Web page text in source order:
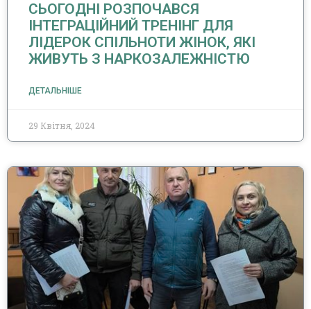
СЬОГОДНІ РОЗПОЧАВСЯ
ІНТЕГРАЦІЙНИЙ ТРЕНІНГ ДЛЯ
ЛІДЕРОК СПІЛЬНОТИ ЖІНОК, ЯКІ
ЖИВУТЬ З НАРКОЗАЛЕЖНІСТЮ
ДЕТАЛЬНІШЕ
29 Квітня, 2024